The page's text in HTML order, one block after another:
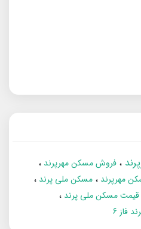
فروش مسکن مهرپرند
مهرپرند
مسکن ملی پرند
قیمت مسکن ملی پرند
فاز 6